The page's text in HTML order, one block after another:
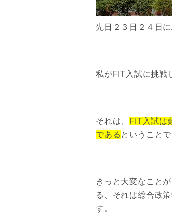
先日２３日２４日
私がFIT入試に挑戦
それは、
FIT入試は
である ということで
きっと大変なこと
る、それは総合政
す。